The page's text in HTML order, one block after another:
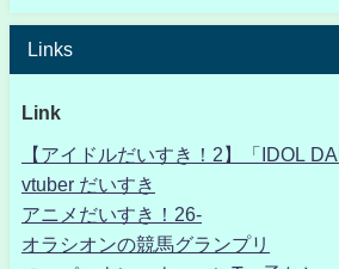
Links
Link
【アイドルだいすき！2】「IDOL
vtuber だいすき
アニメだいすき！26-
オラシオンの競馬グランプリ